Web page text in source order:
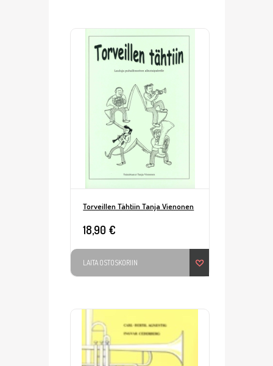
Torveillen Tähtiin Tanja Vienonen
18,90 €
LAITA OSTOSKORIIN